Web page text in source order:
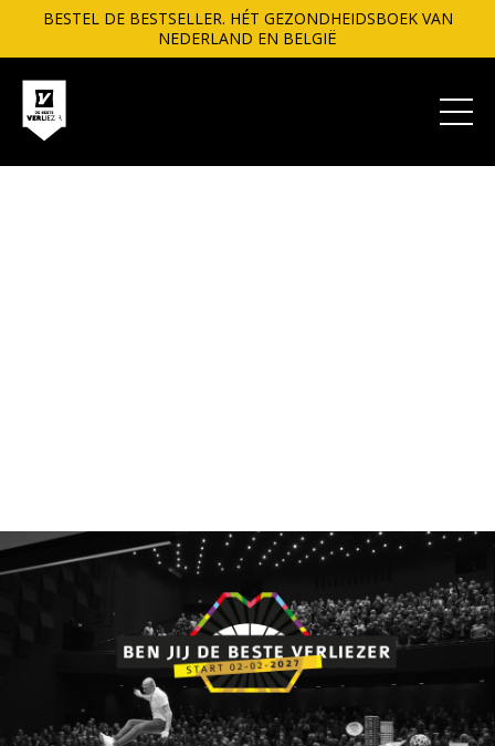
BESTEL DE BESTSELLER. HÉT GEZONDHEIDSBOEK VAN
NEDERLAND EN BELGIË